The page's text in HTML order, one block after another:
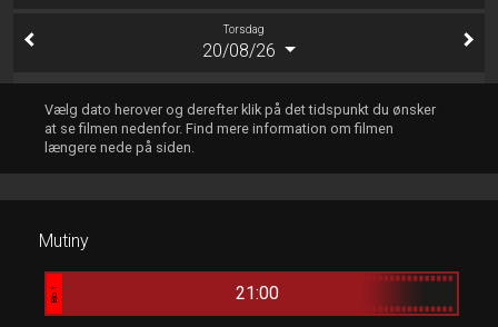
Torsdag
20/08/26
Vælg dato herover og derefter klik på det tidspunkt du ønsker
at se filmen nedenfor. Find mere information om filmen
længere nede på siden.
Mutiny
Bio 1 21:00